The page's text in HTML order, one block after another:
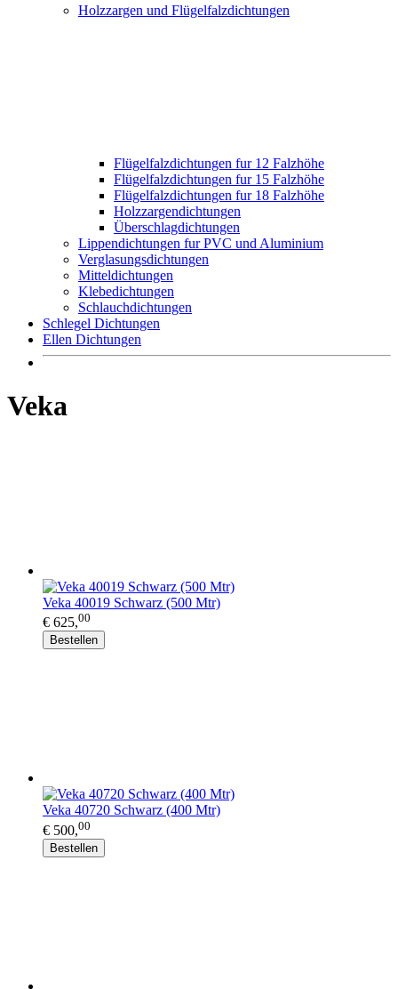
Holzzargen und Flügelfalzdichtungen
Flügelfalzdichtungen fur 12 Falzhöhe
Flügelfalzdichtungen fur 15 Falzhöhe
Flügelfalzdichtungen fur 18 Falzhöhe
Holzzargendichtungen
Überschlagdichtungen
Lippendichtungen fur PVC und Aluminium
Verglasungsdichtungen
Mitteldichtungen
Klebedichtungen
Schlauchdichtungen
Schlegel Dichtungen
Ellen Dichtungen
Veka
Veka 40019 Schwarz (500 Mtr)
€ 625,00
Bestellen
Veka 40720 Schwarz (400 Mtr)
€ 500,00
Bestellen